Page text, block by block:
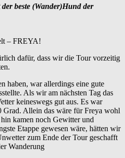
beste (Wander)Hund der
– FREYA!
dafür, dass wir die Tour vorzeitig
haben, war allerdings eine gute
Als wir am nächsten Tag das
keineswegs gut aus. Es war
Grad. Allein das wäre für Freya wohl
kamen noch Gewitter und
Etappe gewesen wäre, hätten wir
zum Ende der Tour geschafft
Wanderung